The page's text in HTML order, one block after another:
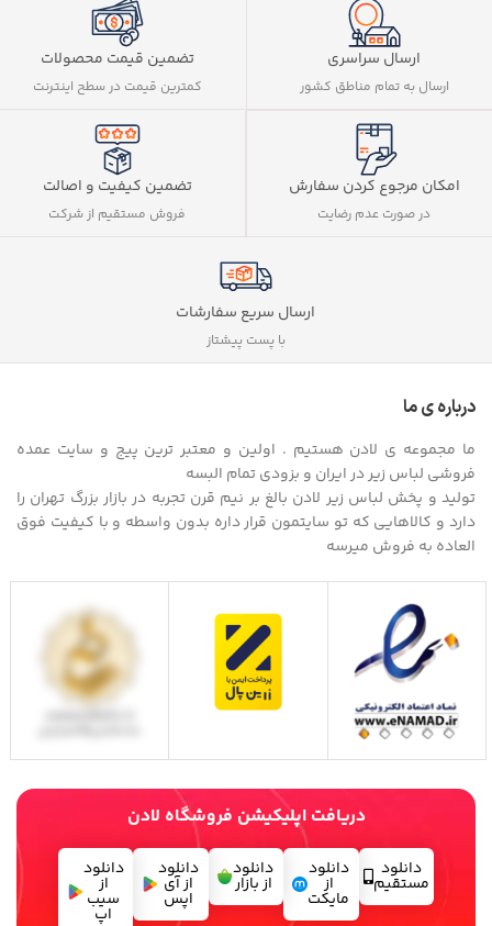
ارسال سراسری
ارسال به تمام مناطق کشور
تضمین قیمت محصولات
کمترین قیمت در سطح اینترنت
امکان مرجوع کردن سفارش
در صورت عدم رضایت
تضمین کیفیت و اصالت
فروش مستقیم از شرکت
ارسال سریع سفارشات
با پست پیشتاز
درباره ی ما
ما مجموعه ی لادن هستیم . اولین و معتبر ترین پیج و سایت عمده
فروشی لباس زیر در ایران و بزودی تمام البسه
تولید و پخش لباس زیر لادن بالغ بر نیم قرن تجربه در بازار بزرگ تهران را
دارد و کالاهایی که تو سایتمون قرار داره بدون واسطه و با کیفیت فوق
العاده به فروش میرسه
دریافت اپلیکیشن فروشگاه لادن
دانلود
مستقیم
دانلود
از
مایکت
دانلود
از بازار
دانلود
از آی
اپس
دانلود
از
سیب
اپ